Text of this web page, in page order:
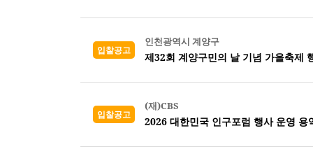
입찰공고
인천광역시 계양구
제32회 계양구민의 날 기념 가을축제
입찰공고
(재)CBS
2026 대한민국 인구포럼 행사 운영 용